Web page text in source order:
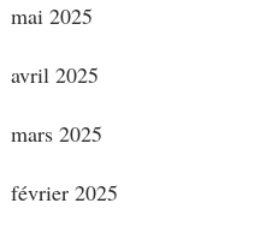
mai 2025
avril 2025
mars 2025
février 2025